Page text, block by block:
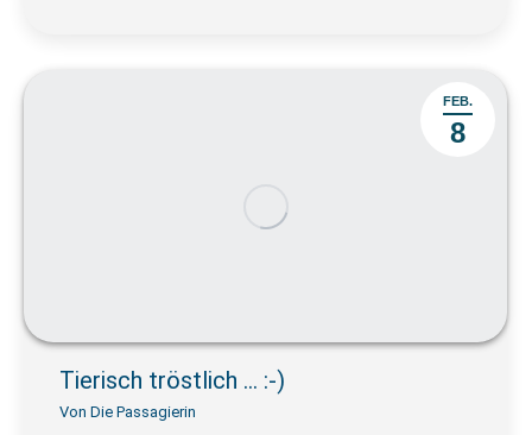
FEB.
8
Tierisch tröstlich … :-)
Von Die Passagierin